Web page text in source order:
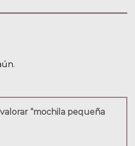
“mochila pequeña